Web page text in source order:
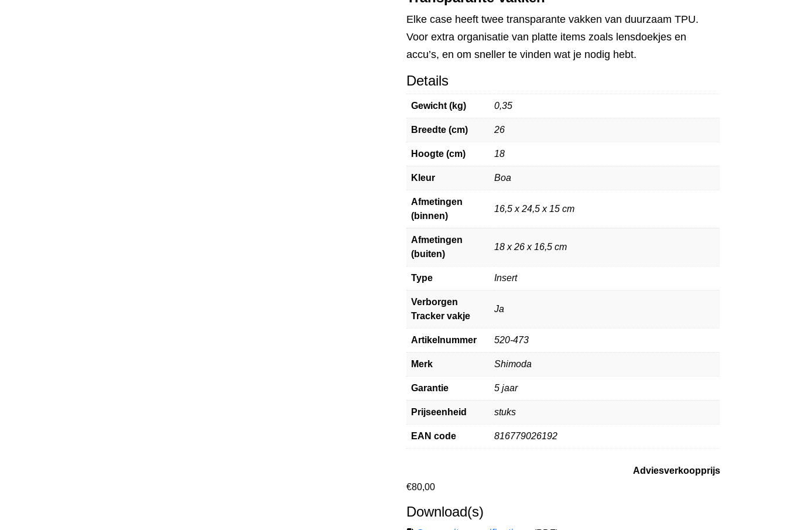
Elke case heeft twee transparante vakken van duurzaam TPU.
Voor extra organisatie van platte items zoals lensdoekjes en
accu’s, en om sneller te vinden wat je nodig hebt.
Details
Gewicht (kg) 0,35
Breedte (cm) 26
Hoogte (cm) 18
Kleur Boa
Afmetingen
(binnen)
16,5 x 24,5 x 15 cm
Afmetingen
(buiten)
18 x 26 x 16,5 cm
Type Insert
Verborgen
Tracker vakje
Ja
Artikelnummer 520-473
Merk Shimoda
Garantie 5 jaar
Prijseenheid stuks
EAN code 816779026192
Adviesverkoopprijs
€80,00
Download(s)